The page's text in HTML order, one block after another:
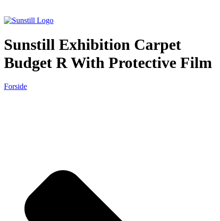
Sunstill Exhibition Carpet
Budget R With Protective Film
Forside